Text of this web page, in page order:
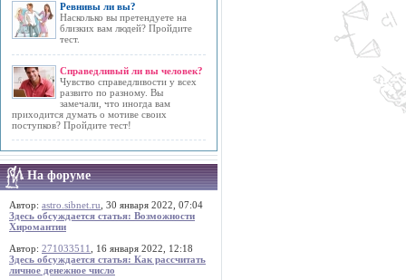
Ревнивы ли вы?
Насколько вы претендуете на
близких вам людей? Пройдите
тест.
Справедливый ли вы человек?
Чувство справедливости у всех
развито по разному. Вы
замечали, что иногда вам
приходится думать о мотиве своих
поступков? Пройдите тест!
На форуме
Автор: astro.sibnet.ru , 30 января 2022, 07:04
Здесь обсуждается статья: Возможности
Хиромантии
Автор: 271033511
, 16 января 2022, 12:18
Здесь обсуждается статья: Как рассчитать
личное денежное число